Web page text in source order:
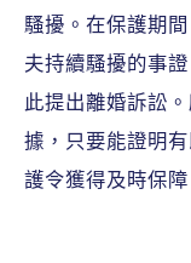
騷擾。在保護期
夫持續騷擾的事
此提出離婚訴訟
據，只要能證明
護令獲得及時保障